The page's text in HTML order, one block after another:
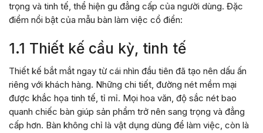
trọng và tinh tế, thể hiện gu đẳng cấp của người dùng. Đặc
điểm nổi bật của mẫu bàn làm việc cổ điển:
1.1 Thiết kế cầu kỳ, tinh tế
Thiết kế bắt mắt ngay từ cái nhìn đầu tiên đã tạo nên dấu ấn
riêng với khách hàng. Những chi tiết, đường nét mềm mại
được khắc họa tinh tế, tỉ mỉ. Mọi hoa văn, độ sắc nét bao
quanh chiếc bàn giúp sản phẩm trở nên sang trọng và đẳng
cấp hơn. Bàn không chỉ là vật dụng dùng để làm việc, còn là